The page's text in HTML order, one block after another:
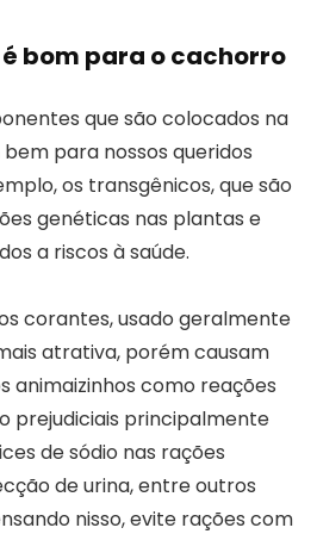
bom para o cachorro
que são colocados na
para nossos queridos
os transgênicos, que são
genéticas nas plantas e
a riscos à saúde.
corantes, usado geralmente
atrativa, porém causam
animaizinhos como reações
prejudiciais principalmente
de sódio nas rações
de urina, entre outros
nisso, evite rações com